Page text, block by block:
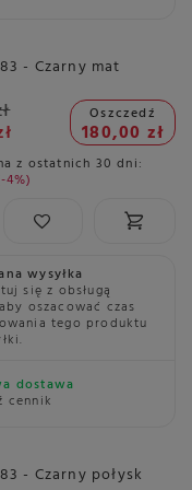
- Czarny mat
Oszczedź
180,00 zł
z ostatnich 30 dni:
-4%
wysyłka
się z obsługą
oszacować czas
tego produktu
dostawa
cennik
- Czarny połysk